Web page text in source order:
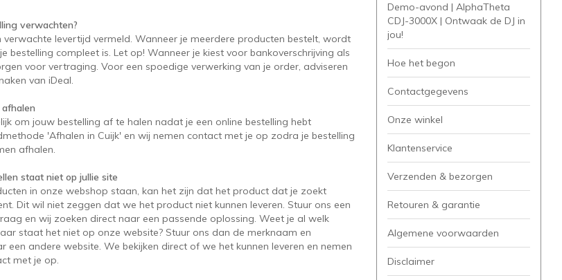
verwachten?
levertijd vermeld. Wanneer je meerdere producten bestelt, wordt
bestelling compleet is. Let op! Wanneer je kiest voor bankoverschrijving als
voor vertraging. Voor een spoedige verwerking van je order, adviseren
van iDeal.
om jouw bestelling af te halen nadat je een online bestelling hebt
'Afhalen in Cuijk' en wij nemen contact met je op zodra je bestelling
afhalen.
staat niet op jullie site
in onze webshop staan, kan het zijn dat het product dat je zoekt
Dit wil niet zeggen dat we het product niet kunnen leveren. Stuur ons een
en wij zoeken direct naar een passende oplossing. Weet je al welk
staat het niet op onze website? Stuur ons dan de merknaam en
een andere website. We bekijken direct of we het kunnen leveren en nemen
met je op.
Demo-avond | AlphaTheta
CDJ-3000X | Ontwaak de DJ in
jou!
Hoe het begon
Contactgegevens
Onze winkel
Klantenservice
Verzenden & bezorgen
Retouren & garantie
Algemene voorwaarden
Disclaimer